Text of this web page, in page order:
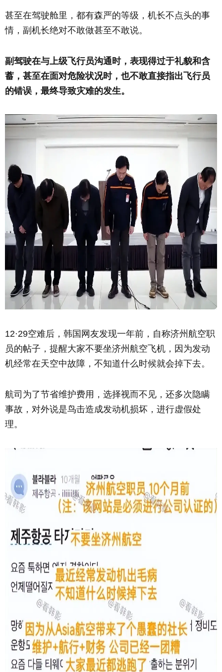
甚至在驾驶舱里，都有森严的等级，机长不点头的事
情，副机长绝对不敢做甚至不敢说。
副驾驶在与上级飞行员沟通时，表现得过于礼貌和含
蓄，甚至在面对危险状况时，也不敢直接指出飞行员
的错误，最终导致灾难的发生。
12·29空难后，韩国网友发现一年前，自称济州航空职
员的帖子，提醒大家不要坐济州航空飞机，因为发动
机经常在天空中故障，不知道什么时候就会掉下去。
航司为了节省维护费用，选择视而不见，还多次隐瞒
事故，对外说是鸟击造成发动机损坏，进行虚假处
理。